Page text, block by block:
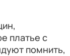
платье с
помнить,